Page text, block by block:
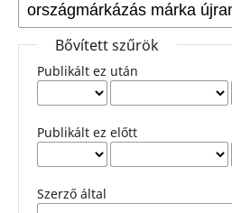
Bővített szűrök
Publikált ez után
Publikált ez előtt
Szerző által